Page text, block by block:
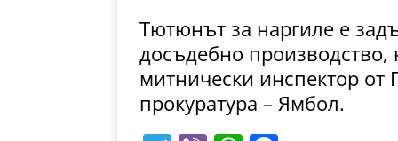
Тютюнът за наргиле е
досъдебно производство,
митнически инспектор
прокуратура – Ямбол.